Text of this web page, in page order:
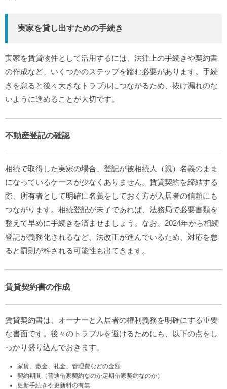
実家を貸し出すための手続き
実家を賃貸物件として活用するには、法律上の手続きや契約書
の作成など、いくつかのステップを踏む必要があります。手続
きを怠ると後々大きなトラブルにつながるため、抜け漏れのな
いように進めることが大切です。
不動産登記の確認
相続で取得した実家の場合、登記が被相続人（親）名義のまま
になっているケースが少なくありません。賃貸契約を締結する
際、所有者として明確に名義をしておく方が入居者の信頼にも
つながります。相続登記が未了であれば、法務局で必要書類を
整えて早めに手続きを済ませましょう。なお、2024年から相続
登記が義務化されるなど、法改正が進んでいるため、対応を怠
ると罰則が科される可能性も出てきます。
賃貸契約書の作成
賃貸契約書は、オーナーと入居者の権利義務を明確にする重要
な書面です。後々のトラブルを避けるためにも、以下の点をし
っかり盛り込んでおきます。
家賃、敷金、礼金、管理費などの金額
契約期間（普通借家契約なのか定期借家契約なのか）
更新手続きや更新料の有無